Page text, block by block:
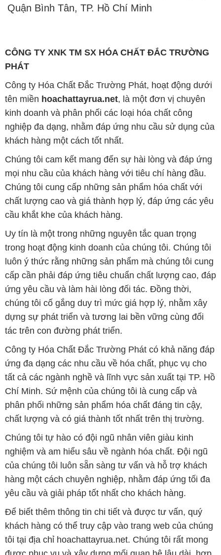
PHÁT
kinh doanh và phân phối các loại hóa chất công
nghiệp đa dạng, nhằm đáp ứng nhu cầu sử dụng của
khách hàng một cách tốt nhất.
Chúng tôi cam kết mang đến sự hài lòng và đáp ứng
mọi nhu cầu của khách hàng với tiêu chí hàng đầu.
Chúng tôi cung cấp những sản phẩm hóa chất với
chất lượng cao và giá thành hợp lý, đáp ứng các yêu
cầu khắt khe của khách hàng.
Uy tín là một trong những nguyên tắc quan trọng
trong hoạt động kinh doanh của chúng tôi. Chúng tôi
luôn ý thức rằng những sản phẩm mà chúng tôi cung
cấp cần phải đáp ứng tiêu chuẩn chất lượng cao, đáp
ứng yêu cầu và làm hài lòng đối tác. Đồng thời,
chúng tôi cố gắng duy trì mức giá hợp lý, nhằm xây
dựng sự phát triển và tương lai bền vững cùng đối
tác trên con đường phát triển.
Công ty Hóa Chất Đắc Trường Phát có khả năng đáp
ứng đa dạng các nhu cầu về hóa chất, phục vụ cho
tất cả các ngành nghề và lĩnh vực sản xuất tại TP. Hồ
Chí Minh. Sứ mệnh của chúng tôi là cung cấp và
phân phối những sản phẩm hóa chất đáng tin cậy,
chất lượng và có giá thành tốt nhất trên thị trường.
Chúng tôi tự hào có đội ngũ nhân viên giàu kinh
nghiệm và am hiểu sâu về ngành hóa chất. Đội ngũ
của chúng tôi luôn sẵn sàng tư vấn và hỗ trợ khách
hàng một cách chuyên nghiệp, nhằm đáp ứng tối đa
yêu cầu và giải pháp tốt nhất cho khách hàng.
Để biết thêm thông tin chi tiết và được tư vấn, quý
khách hàng có thể truy cập vào trang web của chúng
tôi tại địa chỉ hoachattayrua.net. Chúng tôi rất mong
được phục vụ và xây dựng mối quan hệ lâu dài, hợp
tác cùng nhau phát triển.